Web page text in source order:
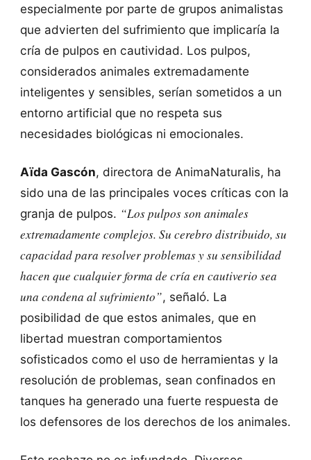
especialmente por parte de grupos animalistas
que advierten del sufrimiento que implicaría la
cría de pulpos en cautividad. Los pulpos,
considerados animales extremadamente
inteligentes y sensibles, serían sometidos a un
entorno artificial que no respeta sus
necesidades biológicas ni emocionales.
Aïda Gascón, directora de AnimaNaturalis, ha
sido una de las principales voces críticas con la
granja de pulpos. “Los pulpos son animales
extremadamente complejos. Su cerebro distribuido, su
capacidad para resolver problemas y su sensibilidad
hacen que cualquier forma de cría en cautiverio sea
una condena al sufrimiento”, señaló. La
posibilidad de que estos animales, que en
libertad muestran comportamientos
sofisticados como el uso de herramientas y la
resolución de problemas, sean confinados en
tanques ha generado una fuerte respuesta de
los defensores de los derechos de los animales.